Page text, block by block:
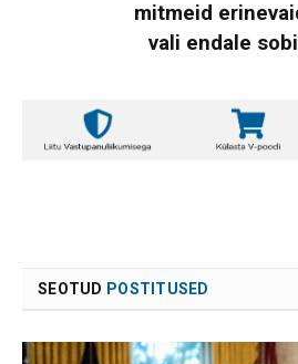
mitmeid
vali endale
SEOTUD POSTITUSED